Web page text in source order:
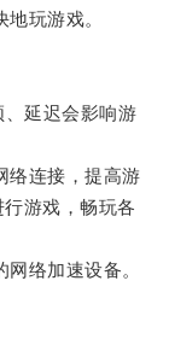
玩游戏。
延迟会影响游
连接，提高游
游戏，畅玩各
络加速设备。